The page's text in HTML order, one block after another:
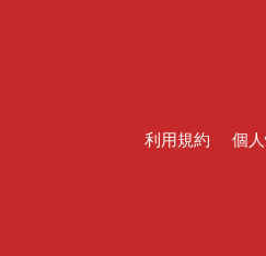
利用規約 個